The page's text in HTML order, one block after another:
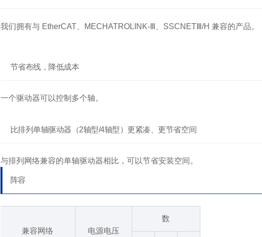
我们拥有与 EtherCAT、MECHATROLINK-Ⅲ、SSCNETⅢ/H 兼容的产品。
节省布线，降低成本
一个驱动器可以控制多个轴。
比排列单轴驱动器（2轴型/4轴型）更紧凑、更节省空间
与排列网络兼容的单轴驱动器相比，可以节省安装空间。
阵容
兼容网络 电源电压
数